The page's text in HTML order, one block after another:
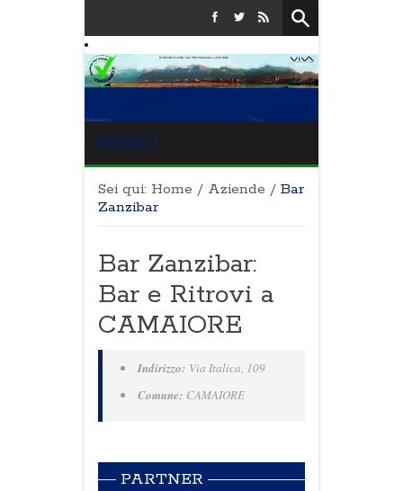
MENU
Sei qui: Home / Aziende / Bar
Zanzibar
Bar Zanzibar:
Bar e Ritrovi a
CAMAIORE
Indirizzo: Via Italica, 109
Comune: CAMAIORE
PARTNER